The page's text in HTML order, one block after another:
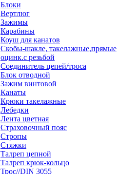
Блоки
Вертлюг
Зажимы
Карабины
Коуш для канатов
Скобы-шакле, такелажные,прямые
оцинк.с резьбой
Соединитель цепей/троса
Блок отводной
Зажим винтовой
Канаты
Крюки такелажные
Лебедки
Лента цветная
Страховочный пояс
Стропы
Стяжки
Талреп цепной
Талреп крюк-кольцо
Трос//DIN 3055